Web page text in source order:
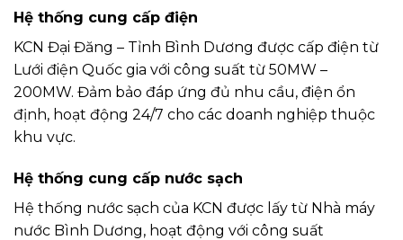
Hệ thống cung cấp điện
KCN Đại Đăng – Tỉnh Bình Dương được cấp điện từ
Lưới điện Quốc gia với công suất từ 50MW –
200MW. Đảm bảo đáp ứng đủ nhu cầu, điện ổn
định, hoạt động 24/7 cho các doanh nghiệp thuộc
khu vực.
Hệ thống cung cấp nước sạch
Hệ thống nước sạch của KCN được lấy từ Nhà máy
nước Bình Dương, hoạt động với công suất